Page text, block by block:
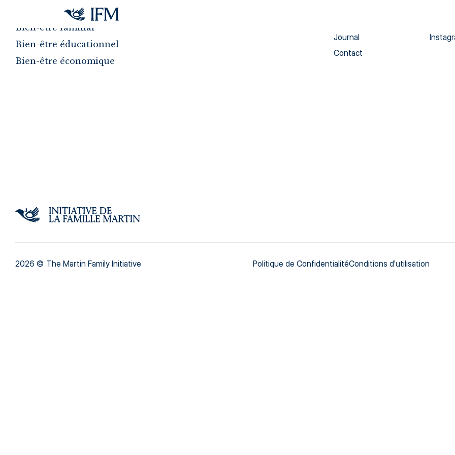
Aller au contenu principal
Bien-être familial
Bien-être éducationnel
Bien-être économique
Journal
Contact
2026 © The Martin Family Initiative Politique de ConfidentialitéConditions d'utilisation